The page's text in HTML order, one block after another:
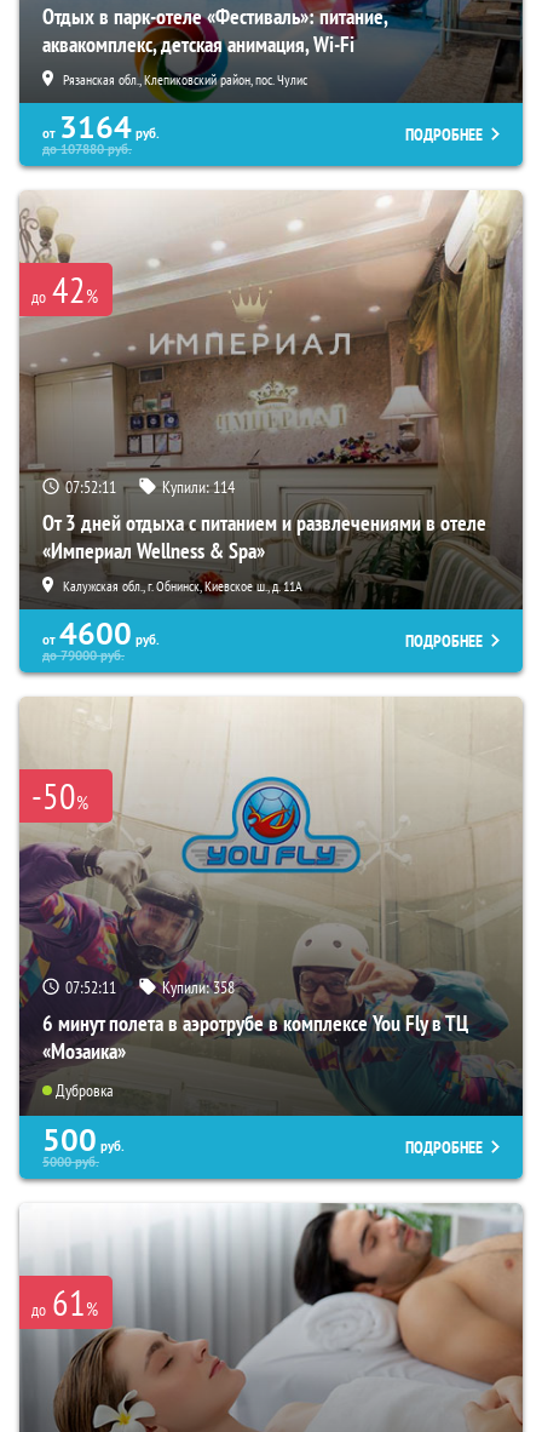
Отдых в парк-отеле «Фестиваль»: питание,
аквакомплекс, детская анимация, Wi-Fi
Рязанская обл., Клепиковский район, пос. Чулис
от 3164 руб.
до107880руб.
ПОДРОБНЕЕ
до 42%
07:52:10 Купили:114
От 3 дней отдыха с питанием и развлечениями в отеле
«Империал Wellness & Spa»
Калужская обл., г. Обнинск, Киевское ш., д. 11А
от 4600 руб.
до79000руб.
ПОДРОБНЕЕ
-50%
07:52:10 Купили:358
6 минут полета в аэротрубе в комплексе You Fly в ТЦ
«Мозаика»
Дубровка
500 руб.
5000руб.
ПОДРОБНЕЕ
до 61%